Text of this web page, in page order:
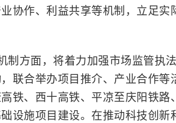
协作、利益共享等机制，立足实
制方面，将着力加强市场监管执
联合举办项目推介、产业合作等
铁、西十高铁、平凉至庆阳铁路
设施项目建设。在推动科技创新